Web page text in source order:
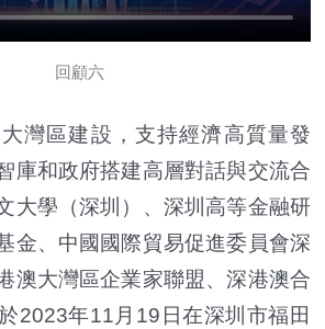
回顧六
灣區建設，支持經濟高質量發
庫和政府搭建高層對話與交流合
大學（深圳）、深圳高等金融研
金、中國國際貿易促進委員會深
澳大灣區企業家聯盟、深港澳合
2023年11月19日在深圳市福田